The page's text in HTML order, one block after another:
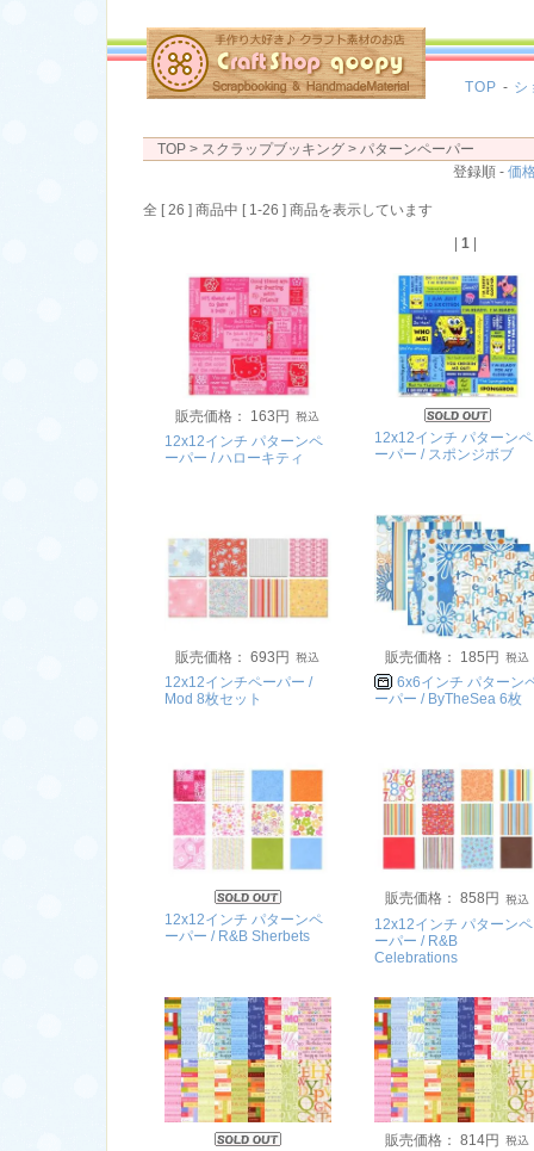
TOP - シ
TOP > スクラップブッキング > パターンペーパー
登録順 - 価
全 [ 26 ] 商品中 [ 1-26 ] 商品を表示しています
| 1|
販売価格： 163円
12x12インチ パターンペ
ーパー / ハローキティ
12x12インチ パターンペ
ーパー / スポンジボブ
販売価格： 693円
12x12インチペーパー /
Mod 8枚セット
販売価格： 185円
6x6インチ パターン
ーパー / ByTheSea 6枚
12x12インチ パターンペ
ーパー / R&B Sherbets
販売価格： 858円
12x12インチ パターンペ
ーパー / R&B
Celebrations
販売価格： 814円